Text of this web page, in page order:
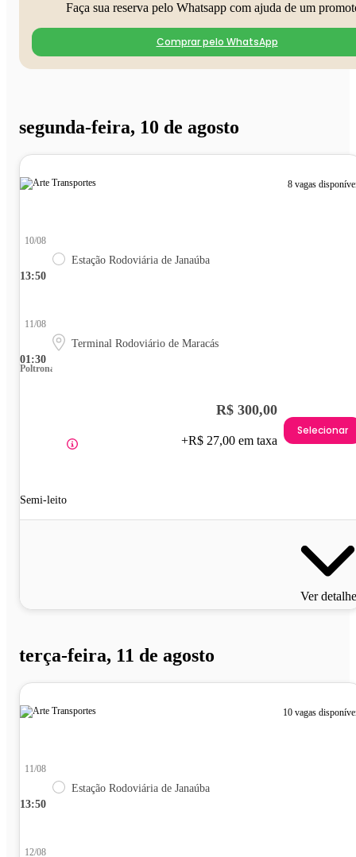
Faça sua reserva pelo Whatsapp com ajuda de um
Comprar pelo WhatsApp
segunda-feira, 10 de agosto
8 vagas
13:50
10/08
Estação Rodoviária de Janaúba
01:30
11/08
Terminal Rodoviário de Maracás
Poltrona
Semi-leito
R$ 300,00
+R$ 27,00 em taxa
Selecionar
Ver
terça-feira, 11 de agosto
10 vagas
13:50
11/08
Estação Rodoviária de Janaúba
12/08